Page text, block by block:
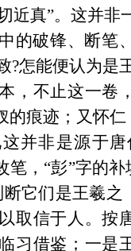
近真”。这并非
的破锋、断笔
?怎能便认为是
，不止这一卷
的痕迹；又怀
并非是源于
笔， “彭”字的补
它们是王羲
取信于人。按
习借鉴；一是